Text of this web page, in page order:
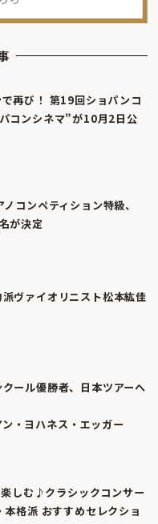
再び！ 第19回ショパンコ
コンシネマ”が10月2日公
コンペティション特級、
が決定
ヴァイオリニスト松本紘佳
ール優勝者、日本ツアーへ
・ヨハネス・エッガー
しむ♪クラシックコンサー
格派 おすすめセレクショ